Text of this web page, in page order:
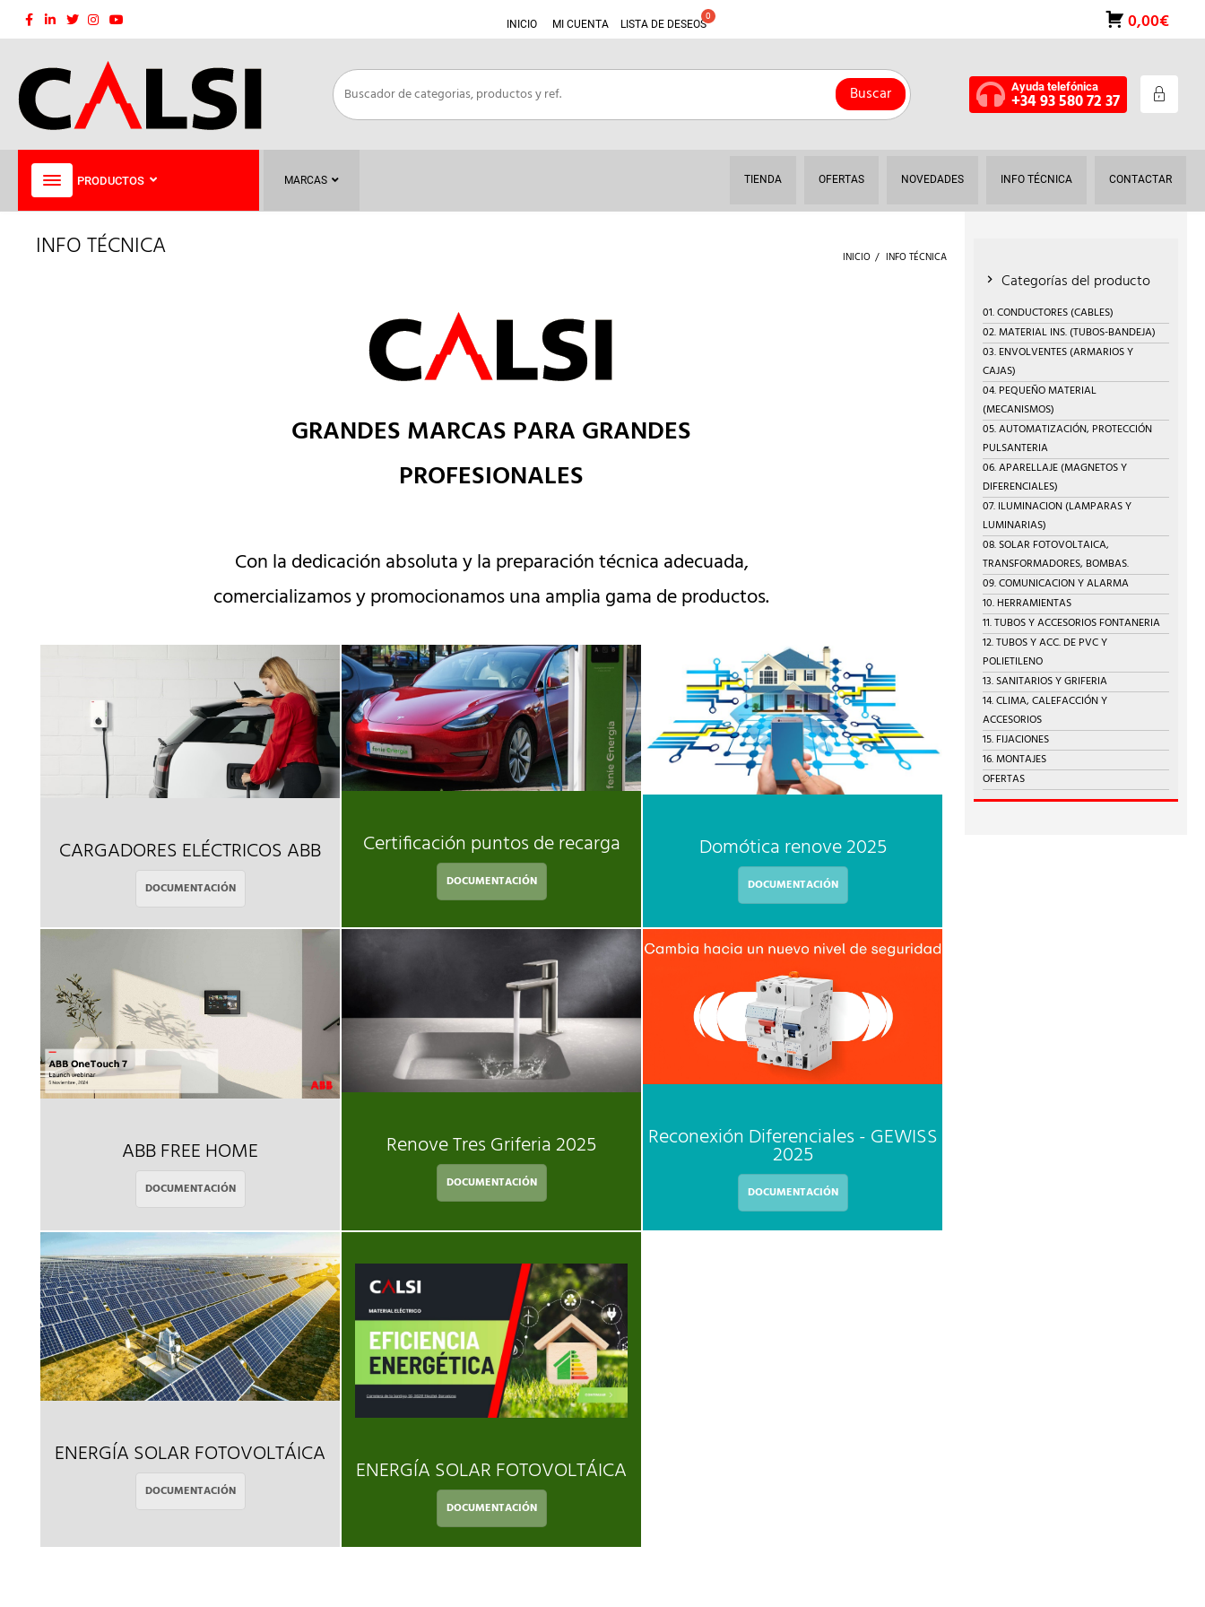
INICIO MI CUENTA LISTA DE DESEOS 0,00€
Buscar Ayuda telefónica
+34 93 580 72 37
PRODUCTOS MARCAS TIENDA OFERTAS NOVEDADES INFO TÉCNICA CONTACTAR
INFO TÉCNICA INICIO INFO TÉCNICA
GRANDES MARCAS PARA GRANDES
PROFESIONALES
Con la dedicación absoluta y la preparación técnica adecuada,
comercializamos y promocionamos una amplia gama de productos.
CARGADORES ELÉCTRICOS ABB
DOCUMENTACIÓN
Certificación puntos de recarga
DOCUMENTACIÓN
Domótica renove 2025
DOCUMENTACIÓN
ABB FREE HOME
DOCUMENTACIÓN
Renove Tres Griferia 2025
DOCUMENTACIÓN
Reconexión Diferenciales - GEWISS
2025
DOCUMENTACIÓN
ENERGÍA SOLAR FOTOVOLTÁICA
DOCUMENTACIÓN
ENERGÍA SOLAR FOTOVOLTÁICA
DOCUMENTACIÓN
Categorías del producto
01. CONDUCTORES (CABLES)
02. MATERIAL INS. (TUBOS-BANDEJA)
03. ENVOLVENTES (ARMARIOS Y
CAJAS)
04. PEQUEÑO MATERIAL
(MECANISMOS)
05. AUTOMATIZACIÓN, PROTECCIÓN
PULSANTERIA
06. APARELLAJE (MAGNETOS Y
DIFERENCIALES)
07. ILUMINACION (LAMPARAS Y
LUMINARIAS)
08. SOLAR FOTOVOLTAICA,
TRANSFORMADORES, BOMBAS.
09. COMUNICACION Y ALARMA
10. HERRAMIENTAS
11. TUBOS Y ACCESORIOS FONTANERIA
12. TUBOS Y ACC. DE PVC Y
POLIETILENO
13. SANITARIOS Y GRIFERIA
14. CLIMA, CALEFACCIÓN Y
ACCESORIOS
15. FIJACIONES
16. MONTAJES
OFERTAS